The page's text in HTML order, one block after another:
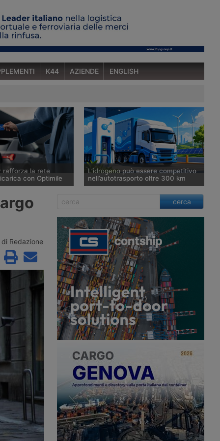
K44 AZIENDE ENGLISH
rafforza la rete
con Optimile
elettrica e
i punti di
in roaming su tutto il
L’idrogeno può essere competitivo
nell’autotrasporto oltre 300 km
Uno studio di Enea e Università della
Tuscia analizza i costi complessivi di
veicoli industriali e i risultati indicano
che le celle a combustibile alimentate
a idrogeno possono essere più
convenienti rispetto ai veicoli elettrici
a batteria sulle tratte medio-lunghe.
di Redazione
cerca